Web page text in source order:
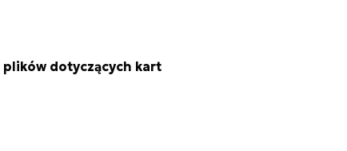
plików dotyczących kart